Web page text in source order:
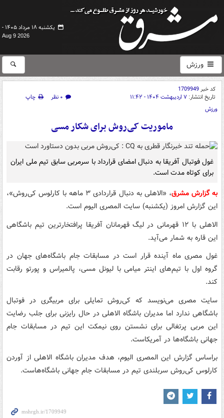
یکشنبه ۱۸ مرداد ۱۴۰۵ -
Aug 9 2026
ورزش
کد خبر1709949
تاریخ انتشار: ۷ اردیبهشت ۱۴۰۴ - ۱۱:۴۲ ۰ نظر
چاپ
ورزش
ماموریت کی‌روش برای شکار مسی
غول فوتبال آفریقا به دنبال امضای قرارداد با سرمربی سابق تیم ملی ایران
برای کوتاه مدت است.
به گزارش مشرق
، «الاهلی به دنبال قراردادی ۳ ماهه با کارلوس کی‌روش»،
این گزارش امروز (یکشنبه) سایت المصری الیوم است.
الاهلی با ۱۲ قهرمانی در لیگ قهرمانان آفریقا پرافتخارترین تیم باشگاهی
این قاره به شمار می‌آید.
غول مصری ماه آینده قرار است در مسابقات جام باشگاه‌های جهان در
گروه اول با تیم‌های اینتر میامی با لیونل مسی، پالمیراس و پورتو رقابت
کند.
سایت مصری می‌نویسد که کی‌روش تمایلی برای مربیگری در فوتبال
باشگاهی ندارد اما مدیران باشگاه الاهلی در حال رایزنی برای جلب رضایت
این مربی پرتغالی برای نشستن روی نیمکت این تیم در مسابقات جام
جهانی باشگاه‌ها در آمریکاست.
براساس گزارش این المصری الیوم، هدف مدیران باشگاه الاهلی از آوردن
کارلوس کی‌روش سربلندی تیم در مسابقات جام جهانی باشگاه‌هاست.